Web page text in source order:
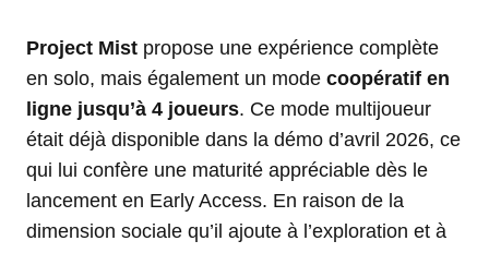
Project Mist propose une expérience complète
en solo, mais également un mode coopératif en
ligne jusqu’à 4 joueurs. Ce mode multijoueur
était déjà disponible dans la démo d’avril 2026, ce
qui lui confère une maturité appréciable dès le
lancement en Early Access. En raison de la
dimension sociale qu’il ajoute à l’exploration et à